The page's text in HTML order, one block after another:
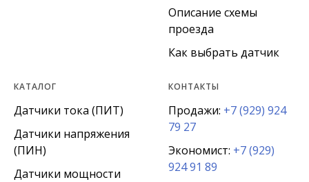
Описание схемы
проезда
Как выбрать датчик
КАТАЛОГ
Датчики тока (ПИТ)
Датчики напряжения
(ПИН)
Датчики мощности
КОНТАКТЫ
Продажи: +7 (929) 924
79 27
Экономист: +7 (929)
924 91 89